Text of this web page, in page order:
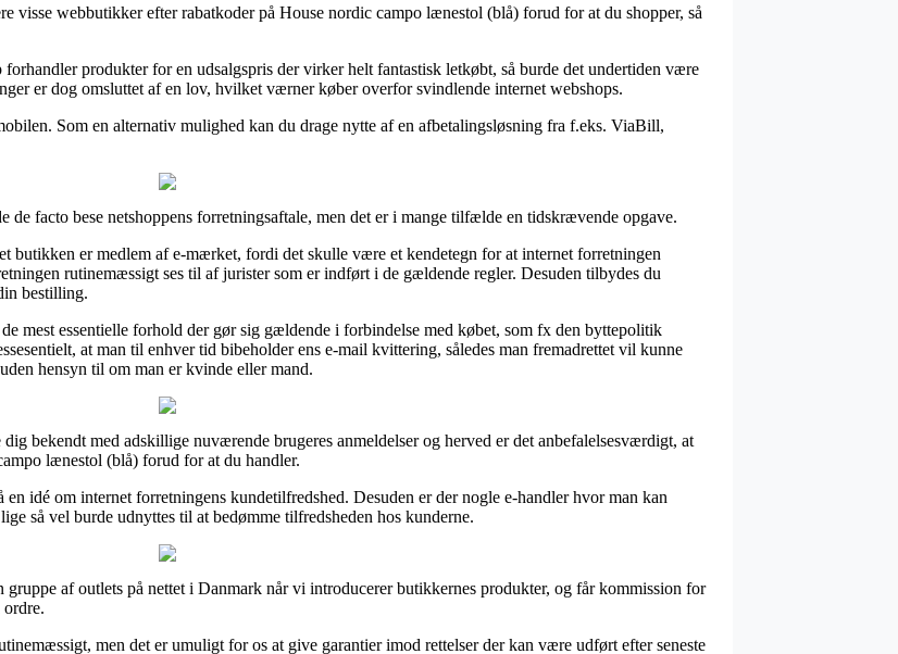
webbutikker efter rabatkoder på House nordic campo lænestol (blå) forud for at du shopper, så
produkter for en udsalgspris der virker helt fantastisk letkøbt, så burde det undertiden være
er dog omsluttet af en lov, hvilket værner køber overfor svindlende internet webshops.
Som en alternativ mulighed kan du drage nytte af en afbetalingsløsning fra f.eks. ViaBill,
facto bese netshoppens forretningsaftale, men det er i mange tilfælde en tidskrævende opgave.
butikken er medlem af e-mærket, fordi det skulle være et kendetegn for at internet forretningen
rutinemæssigt ses til af jurister som er indført i de gældende regler. Desuden tilbydes du
bestilling.
mest essentielle forhold der gør sig gældende i forbindelse med købet, som fx den byttepolitik
at man til enhver tid bibeholder ens e-mail kvittering, således man fremadrettet vil kunne
hensyn til om man er kvinde eller mand.
bekendt med adskillige nuværende brugeres anmeldelser og herved er det anbefalelsesværdigt, at
lænestol (blå) forud for at du handler.
idé om internet forretningens kundetilfredshed. Desuden er der nogle e-handler hvor man kan
så vel burde udnyttes til at bedømme tilfredsheden hos kunderne.
gruppe af outlets på nettet i Danmark når vi introducerer butikkernes produkter, og får kommission for
ordre.
men det er umuligt for os at give garantier imod rettelser der kan være udført efter seneste